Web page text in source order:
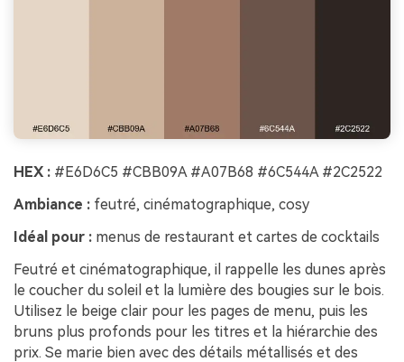
HEX : #E6D6C5 #CBB09A #A07B68 #6C544A #2C2522
Ambiance : feutré, cinématographique, cosy
Idéal pour : menus de restaurant et cartes de cocktails
Feutré et cinématographique, il rappelle les dunes après
le coucher du soleil et la lumière des bougies sur le bois.
Utilisez le beige clair pour les pages de menu, puis les
bruns plus profonds pour les titres et la hiérarchie des
prix. Se marie bien avec des détails métallisés et des